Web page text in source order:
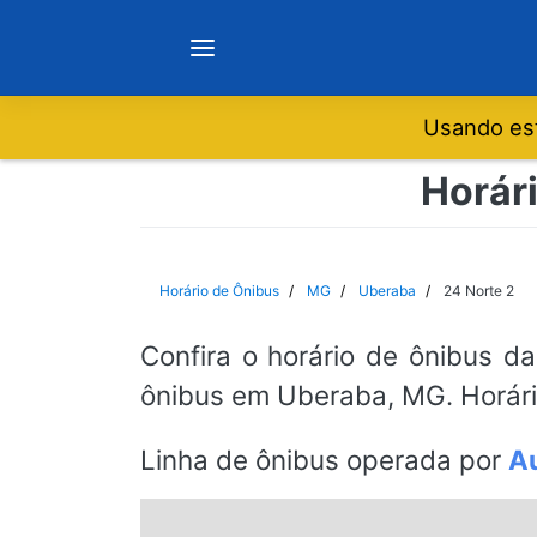
Notícias
São Paulo
Rio de Janeiro
Usando
Horário de Ônibus MG Uberaba 24 Norte 2
Confira o horário de ônibus
ônibus em Uberaba, MG.
Linha de ônibus operada por